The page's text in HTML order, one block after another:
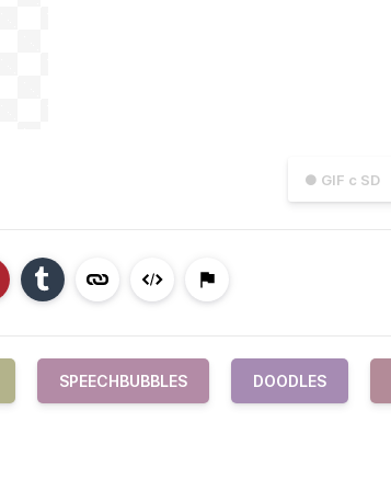
● GIF с SD
SPEECHBUBBLES DOODLES